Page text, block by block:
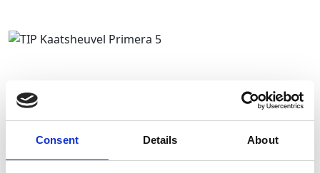
Consent Details About
heel even door. In de speciale themahoek proef je direct